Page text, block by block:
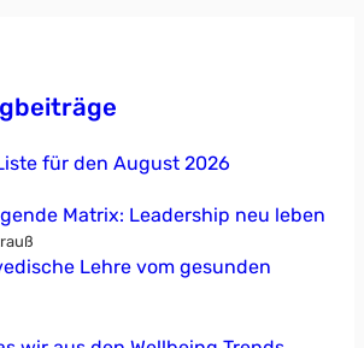
für den August 2026
Matrix: Leadership neu leben
Lehre vom gesunden